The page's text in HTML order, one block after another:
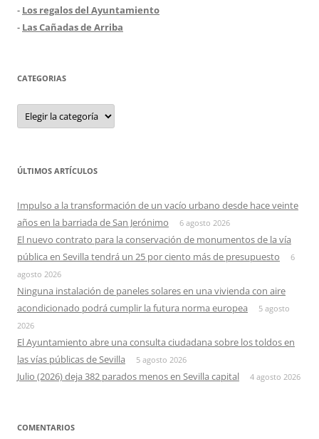
- Los regalos del Ayuntamiento
- Las Cañadas de Arriba
CATEGORIAS
Categorias
ÚLTIMOS ARTÍCULOS
Impulso a la transformación de un vacío urbano desde hace veinte
años en la barriada de San Jerónimo
6 agosto 2026
El nuevo contrato para la conservación de monumentos de la vía
pública en Sevilla tendrá un 25 por ciento más de presupuesto
6
agosto 2026
Ninguna instalación de paneles solares en una vivienda con aire
acondicionado podrá cumplir la futura norma europea
5 agosto
2026
El Ayuntamiento abre una consulta ciudadana sobre los toldos en
las vías públicas de Sevilla
5 agosto 2026
Julio (2026) deja 382 parados menos en Sevilla capital 4 agosto 2026
COMENTARIOS